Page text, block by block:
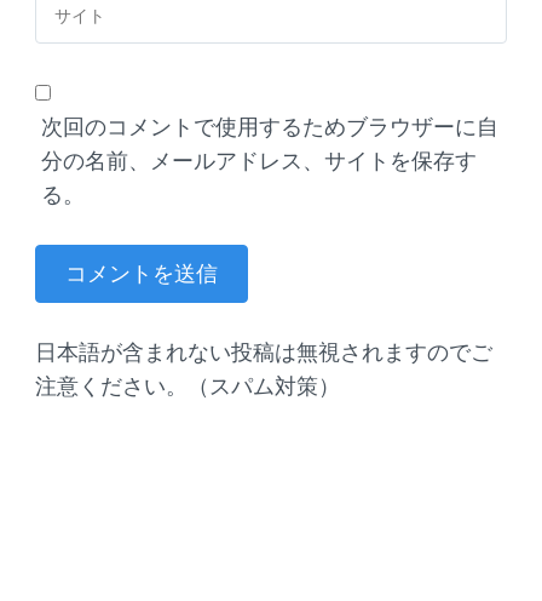
次回のコメントで使用するためブラウザーに自
分の名前、メールアドレス、サイトを保存す
る。
日本語が含まれない投稿は無視されますのでご
注意ください。（スパム対策）